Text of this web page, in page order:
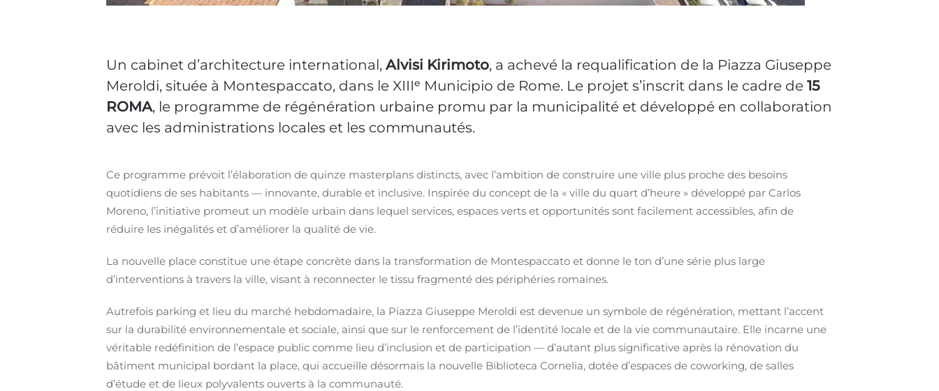
Un cabinet d’architecture international, Alvisi Kirimoto, a achevé la requalification de la Piazza Giuseppe
Meroldi, située à Montespaccato, dans le XIIIᵉ Municipio de Rome. Le projet s’inscrit dans le cadre de 15
ROMA, le programme de régénération urbaine promu par la municipalité et développé en collaboration
avec les administrations locales et les communautés.
Ce programme prévoit l’élaboration de quinze masterplans distincts, avec l’ambition de construire une ville plus proche des besoins
quotidiens de ses habitants — innovante, durable et inclusive. Inspirée du concept de la « ville du quart d’heure » développé par Carlos
Moreno, l’initiative promeut un modèle urbain dans lequel services, espaces verts et opportunités sont facilement accessibles, afin de
réduire les inégalités et d’améliorer la qualité de vie.
La nouvelle place constitue une étape concrète dans la transformation de Montespaccato et donne le ton d’une série plus large
d’interventions à travers la ville, visant à reconnecter le tissu fragmenté des périphéries romaines.
Autrefois parking et lieu du marché hebdomadaire, la Piazza Giuseppe Meroldi est devenue un symbole de régénération, mettant l’accent
sur la durabilité environnementale et sociale, ainsi que sur le renforcement de l’identité locale et de la vie communautaire. Elle incarne une
véritable redéfinition de l’espace public comme lieu d’inclusion et de participation — d’autant plus significative après la rénovation du
bâtiment municipal bordant la place, qui accueille désormais la nouvelle Biblioteca Cornelia, dotée d’espaces de coworking, de salles
d’étude et de lieux polyvalents ouverts à la communauté.